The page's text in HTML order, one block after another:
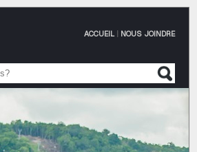
ACCUEIL| NOUS JOINDRE